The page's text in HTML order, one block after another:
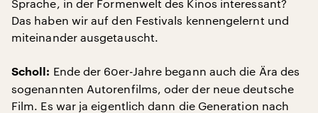
Sprache, in der Formenwelt des Kinos interessant?
Das haben wir auf den Festivals kennengelernt und
miteinander ausgetauscht.
Scholl: Ende der 60er-Jahre begann auch die Ära des
sogenannten Autorenfilms, oder der neue deutsche
Film. Es war ja eigentlich dann die Generation nach